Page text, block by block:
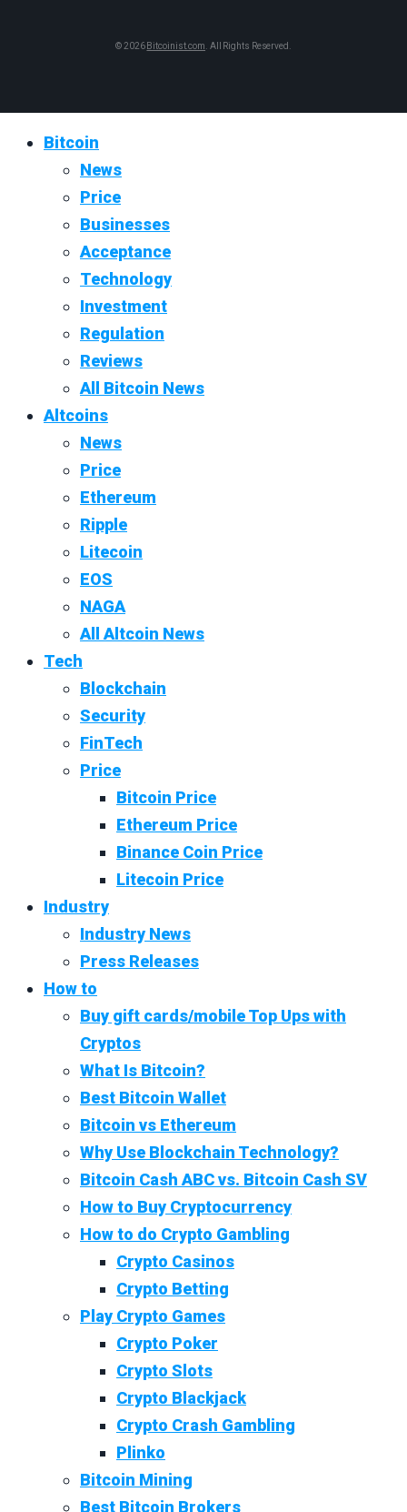
© 2026 Bitcoinist.com . All Rights Reserved.
Bitcoin
News
Price
Businesses
Acceptance
Technology
Investment
Regulation
Reviews
All Bitcoin News
Altcoins
News
Price
Ethereum
Ripple
Litecoin
EOS
NAGA
All Altcoin News
Tech
Blockchain
Security
FinTech
Price
Bitcoin Price
Ethereum Price
Binance Coin Price
Litecoin Price
Industry
Industry News
Press Releases
How to
Buy gift cards/mobile Top Ups with
Cryptos
What Is Bitcoin?
Best Bitcoin Wallet
Bitcoin vs Ethereum
Why Use Blockchain Technology?
Bitcoin Cash ABC vs. Bitcoin Cash SV
How to Buy Cryptocurrency
How to do Crypto Gambling
Crypto Casinos
Crypto Betting
Play Crypto Games
Crypto Poker
Crypto Slots
Crypto Blackjack
Crypto Crash Gambling
Plinko
Bitcoin Mining
Best Bitcoin Brokers